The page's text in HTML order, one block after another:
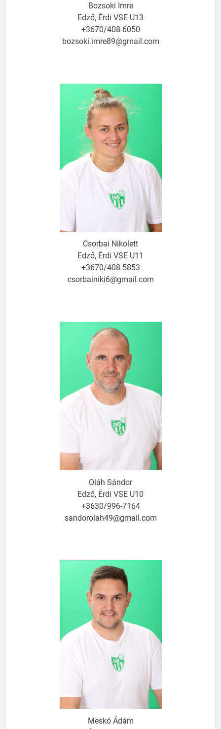
Bozsoki Imre
Edző, Érdi VSE U13
+3670/408-6050
bozsoki.imre89@gmail.com
Csorbai Nikolett
Edző, Érdi VSE U11
+3670/408-5853
csorbainiki6@gmail.com
Oláh Sándor
Edző, Érdi VSE U10
+3630/996-7164
sandorolah49@gmail.com
Meskó Ádám